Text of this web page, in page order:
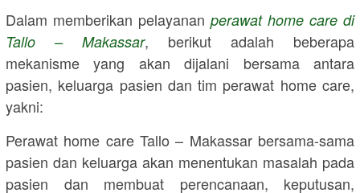
Dalam memberikan pelayanan perawat home care di
Tallo – Makassar, berikut adalah beberapa
mekanisme yang akan dijalani bersama antara
pasien, keluarga pasien dan tim perawat home care,
yakni:
Perawat home care Tallo – Makassarbersama-sama
pasien dan keluarga akan menentukan masalah pada
pasien dan membuat perencanaan, keputusan,